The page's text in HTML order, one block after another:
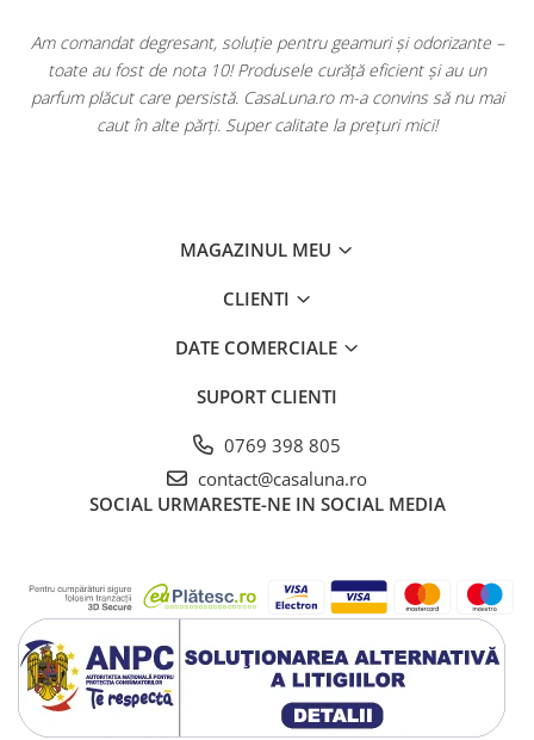
Am comandat degresant, soluție pentru geamuri și odorizante –
toate au fost de nota 10! Produsele curăță eficient și au un
parfum plăcut care persistă. CasaLuna.ro m-a convins să nu mai
caut în alte părți. Super calitate la prețuri mici!
MAGAZINUL MEU
CLIENTI
DATE COMERCIALE
SUPORT CLIENTI
0769 398 805
contact@casaluna.ro
SOCIAL URMARESTE-NE IN SOCIAL MEDIA